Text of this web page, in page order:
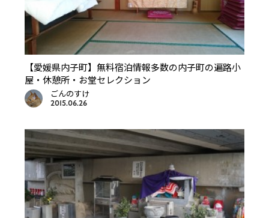
【愛媛県内子町】無料宿泊情報多数の内子町の遍路小
屋・休憩所・お堂セレクション
ごんのすけ
2015.06.26